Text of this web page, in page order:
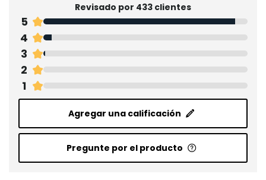
Revisado por 433 clientes
5
4
3
2
1
Agregar una calificación
Pregunte por el producto